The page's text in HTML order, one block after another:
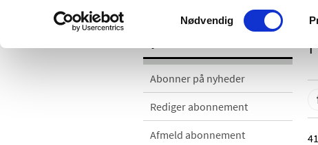
Samtykkevalg
Nødvendig
Abonner på nyheder
Rediger abonnement
Afmeld abonnement